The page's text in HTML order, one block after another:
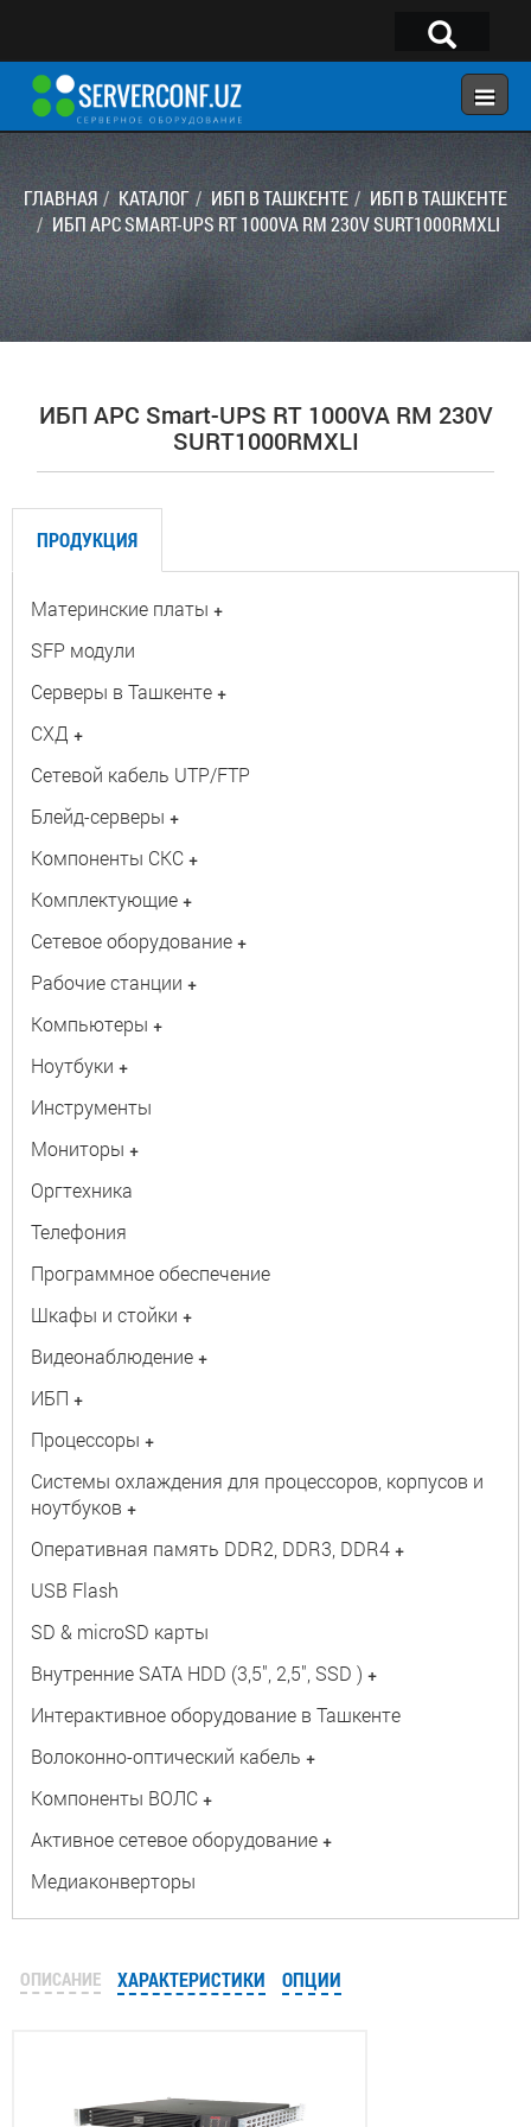
×
ГЛАВНАЯ
КОНФИГУРАТОР
КАТАЛОГ
УСЛУГИ
КОНТАКТЫ
Telegram:@serverconf_uz
Тел: (90) 932-18-00
ГЛАВНАЯ КАТАЛОГ ИБП В ТАШКЕНТЕ
ИБП В ТАШКЕНТЕ
ИБП APC SMART-UPS RT 1000VA RM 230V SURT1000RMXLI
ИБП APC Smart-UPS RT 1000VA RM 230V
SURT1000RMXLI
ПРОДУКЦИЯ
Материнские платы +
SFP модули
Серверы в Ташкенте +
СХД +
Сетевой кабель UTP/FTP
Блейд-серверы +
Компоненты СКС +
Комплектующие +
Сетевое оборудование +
Рабочие станции +
Компьютеры +
Ноутбуки +
Инструменты
Мониторы +
Оргтехника
Телефония
Программное обеспечение
Шкафы и стойки +
Видеонаблюдение +
ИБП +
Процессоры +
Системы охлаждения для процессоров, корпусов и
ноутбуков +
Оперативная память DDR2, DDR3, DDR4 +
USB Flash
SD & microSD карты
Внутренние SATA HDD (3,5", 2,5", SSD ) +
Интерактивное оборудование в Ташкенте
Волоконно-оптический кабель +
Компоненты ВОЛС +
Активное сетевое оборудование +
Медиаконверторы
ОПИСАНИЕ ХАРАКТЕРИСТИКИ ОПЦИИ